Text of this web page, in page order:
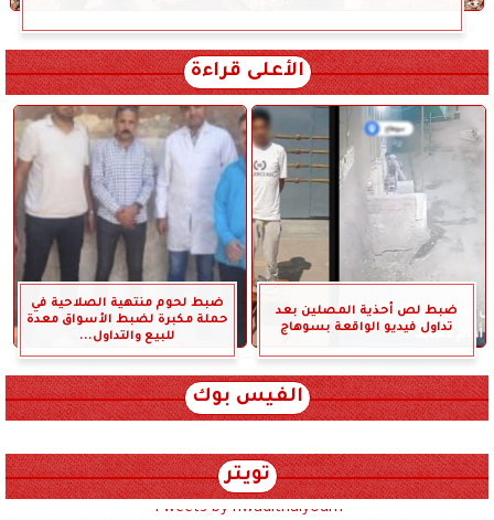
الأعلى قراءة
ضبط لص أحذية المصلين بعد
تداول فيديو الواقعة بسوهاج
ضبط لحوم منتهية الصلاحية في
حملة مكبرة لضبط الأسواق معدة
للبيع والتداول...
الفيس بوك
تويتر
Tweets by hwadithalyoum